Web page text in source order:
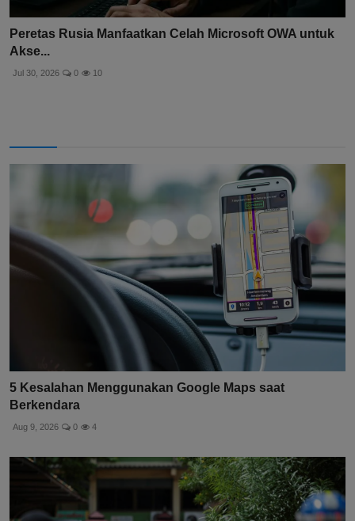
Peretas Rusia Manfaatkan Celah Microsoft OWA untuk
Akse...
Jul 30, 2026 0 10
5 Kesalahan Menggunakan Google Maps saat
Berkendara
Aug 9, 2026 0 4